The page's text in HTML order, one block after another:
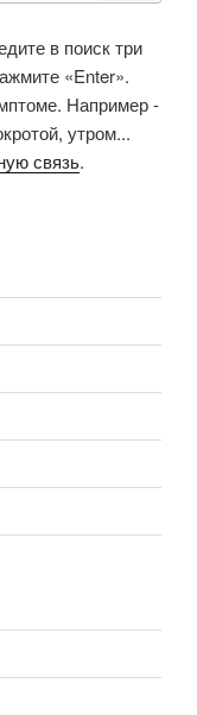
в поиск три
«Enter».
Например -
утром...
связь.